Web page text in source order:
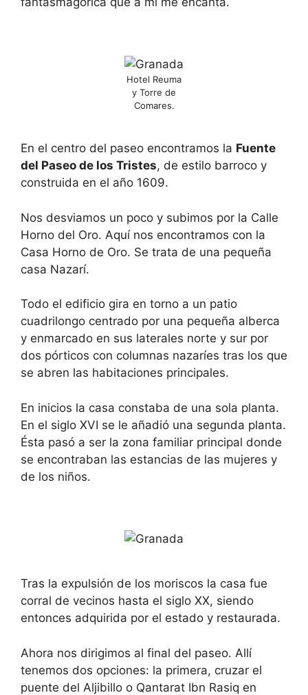
Hotel Reuma
y Torre de
Comares.
En el centro del paseo encontramos la Fuente
del Paseo de los Tristes, de estilo barroco y
construida en el año 1609.
Nos desviamos un poco y subimos por la Calle
Horno del Oro. Aquí nos encontramos con la
Casa Horno de Oro. Se trata de una pequeña
casa Nazarí.
Todo el edificio gira en torno a un patio
cuadrilongo centrado por una pequeña alberca
y enmarcado en sus laterales norte y sur por
dos pórticos con columnas nazaríes tras los que
se abren las habitaciones principales.
En inicios la casa constaba de una sola planta.
En el siglo XVI se le añadió una segunda planta.
Ésta pasó a ser la zona familiar principal donde
se encontraban las estancias de las mujeres y
de los niños.
Tras la expulsión de los moriscos la casa fue
corral de vecinos hasta el siglo XX, siendo
entonces adquirida por el estado y restaurada.
Ahora nos dirigimos al final del paseo. Allí
tenemos dos opciones: la primera, cruzar el
puente del Aljibillo o Qantarat Ibn Rasiq en